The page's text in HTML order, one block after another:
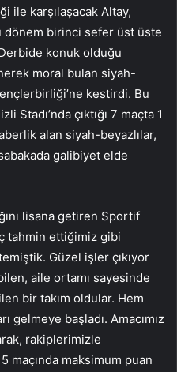
ile karşılaşacak Altay,
birinci sefer üst üste
konuk olduğu
moral bulan siyah-
kestirdi. Bu
Stadı’nda çıktığı 7 maçta 1
alan siyah-beyazlılar,
galibiyet elde
lisana getiren Sportif
tahmin ettiğimiz gibi
Güzel işler çıkıyor
aile ortamı sayesinde
bir takım oldular. Hem
gelmeye başladı. Amacımız
rakiplerimizle
maçında maksimum puan